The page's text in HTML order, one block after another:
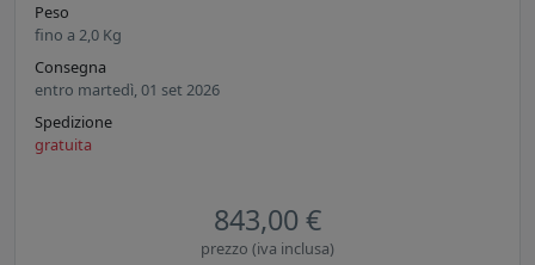
Peso
fino a 2,0 Kg
Consegna
entro martedì, 01 set 2026
Spedizione
gratuita
843,00 €
prezzo (iva inclusa)